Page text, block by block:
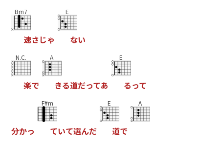
Bm7
速さじゃ
E
ない
N.C.
楽で
A
きる道だってあ
E
るって
分かっ
F#m
ていて選んだ
E
道で
A